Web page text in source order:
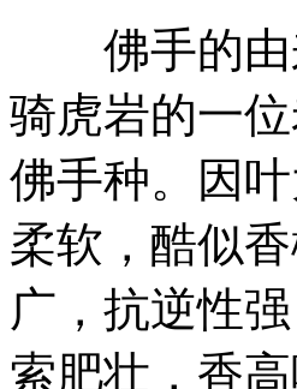
佛手的由
骑虎岩的一
佛手种。因
柔软，酷似
广，抗逆性
索肥壮，香